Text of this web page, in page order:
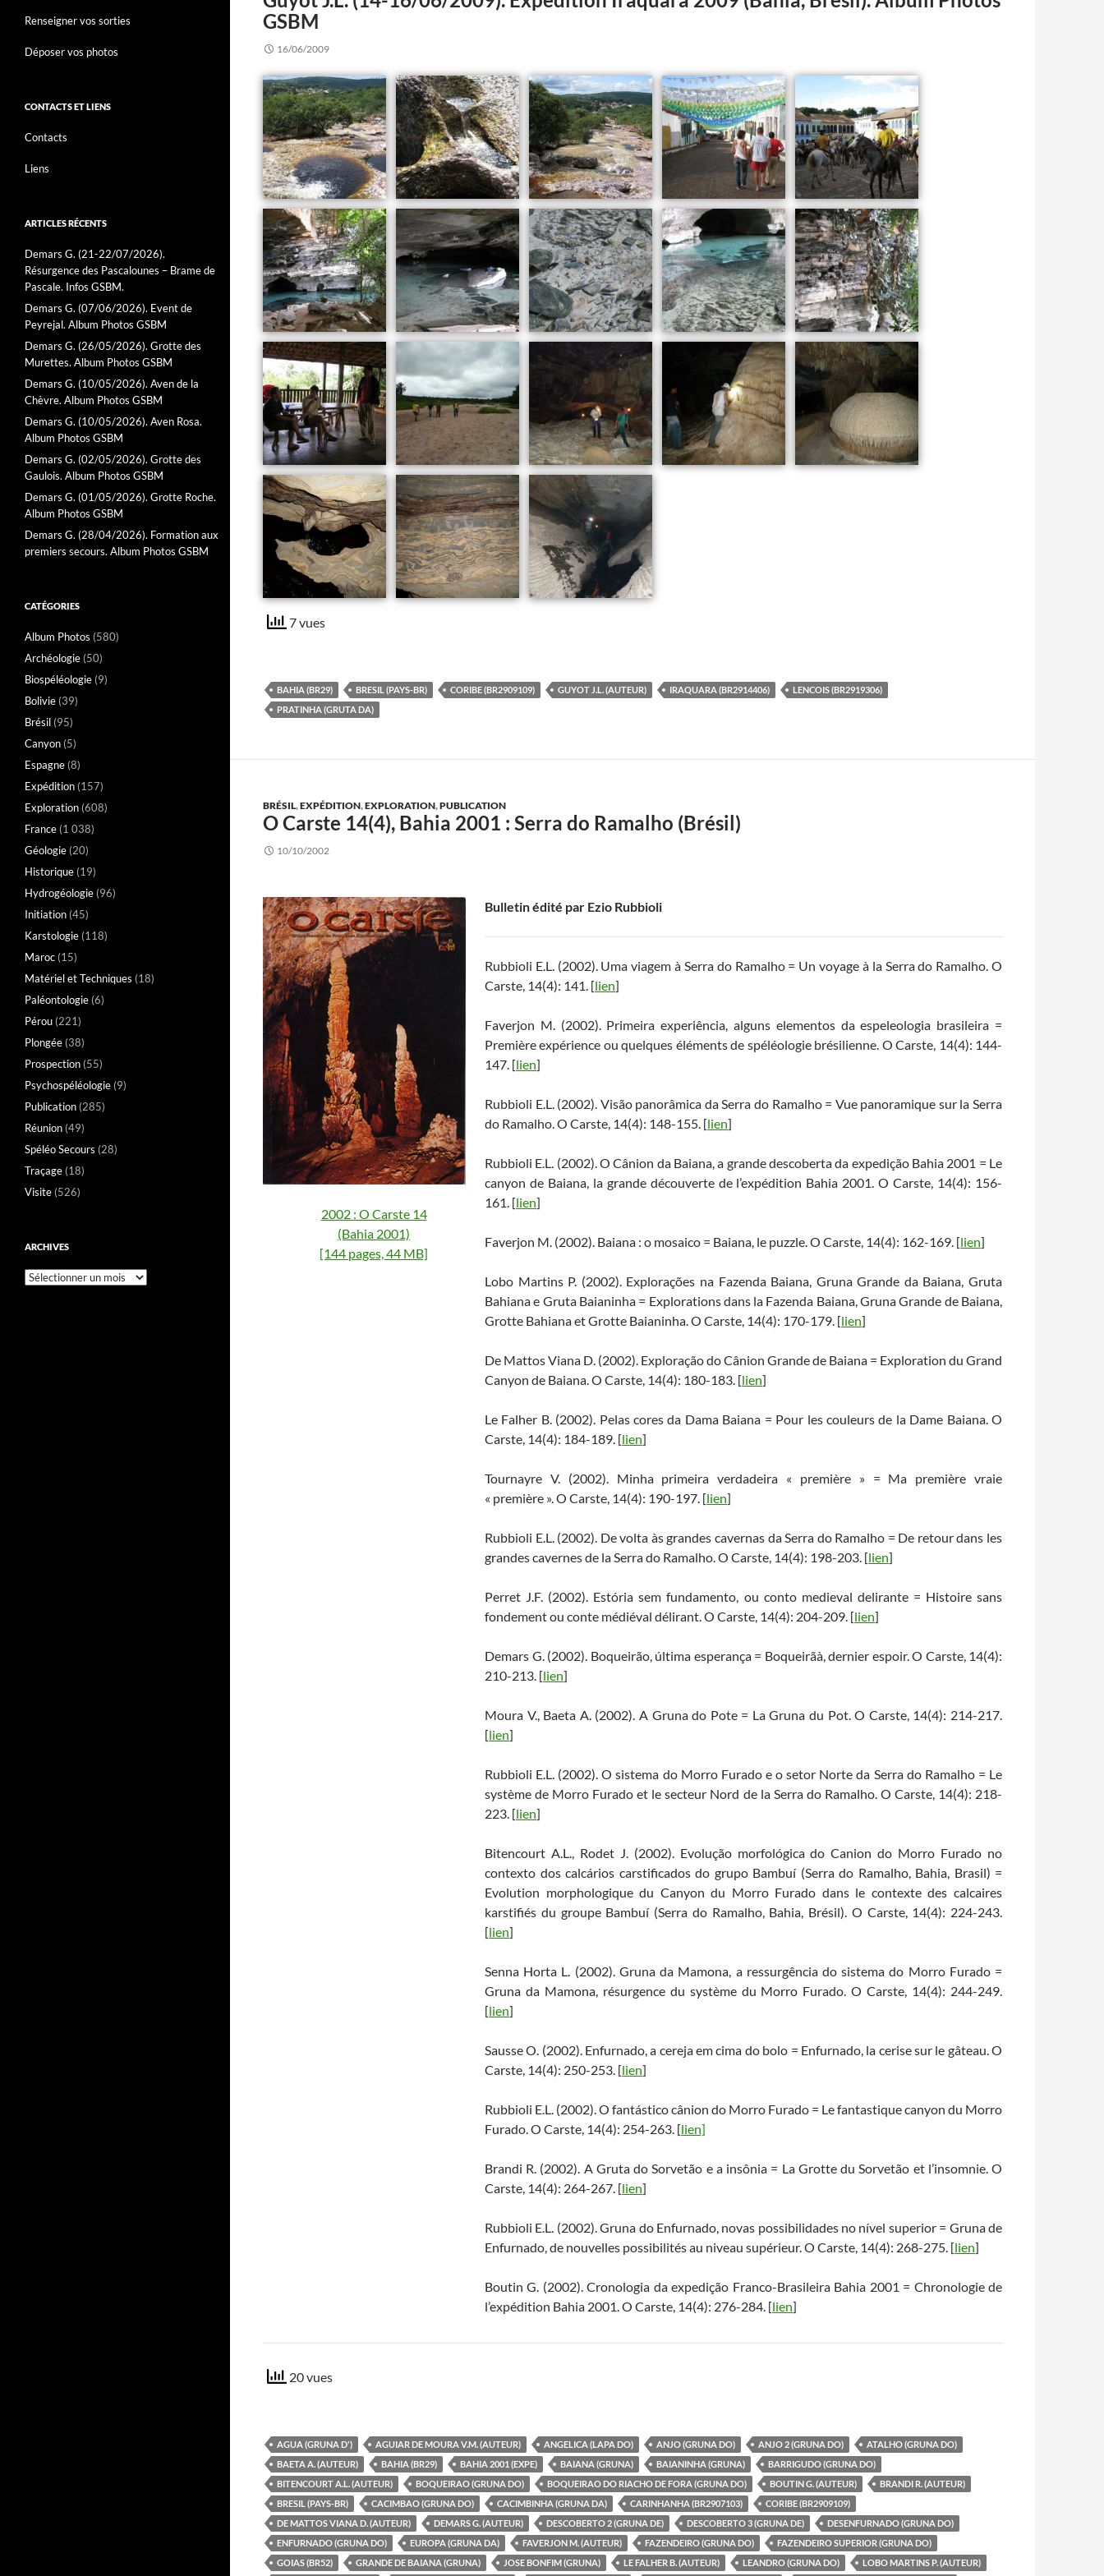
GSBM
16/06/2009
7 vues
BAHIA (BR29) BRESIL (PAYS-BR) CORIBE (BR2909109) GUYOT J.L. (AUTEUR) IRAQUARA (BR2914406)
LENCOIS (BR2919306)
PRATINHA (GRUTA DA)
BRÉSIL,EXPÉDITION,EXPLORATION,PUBLICATION
O Carste 14(4), Bahia 2001 : Serra do Ramalho (Brésil)
10/10/2002
2002 : O Carste 14
(Bahia 2001)
[144 pages, 44 MB]
Bulletin édité par Ezio Rubbioli
Rubbioli E.L. (2002). Uma viagem à Serra do Ramalho = Un voyage à la Serra do Ramalho. O
Carste, 14(4): 141. [lien]
Faverjon M. (2002). Primeira experiência, alguns elementos da espeleologia brasileira =
Première expérience ou quelques éléments de spéléologie brésilienne. O Carste, 14(4): 144-
147. [lien]
Rubbioli E.L. (2002). Visão panorâmica da Serra do Ramalho = Vue panoramique sur la Serra
do Ramalho. O Carste, 14(4): 148-155. [lien]
Rubbioli E.L. (2002). O Cânion da Baiana, a grande descoberta da expedição Bahia 2001 = Le
canyon de Baiana, la grande découverte de l’expédition Bahia 2001. O Carste, 14(4): 156-
161. [lien]
Faverjon M. (2002). Baiana : o mosaico = Baiana, le puzzle. O Carste, 14(4): 162-169. [lien]
Lobo Martins P. (2002). Explorações na Fazenda Baiana, Gruna Grande da Baiana, Gruta
Bahiana e Gruta Baianinha = Explorations dans la Fazenda Baiana, Gruna Grande de Baiana,
Grotte Bahiana et Grotte Baianinha. O Carste, 14(4): 170-179. [lien]
De Mattos Viana D. (2002). Exploração do Cânion Grande de Baiana = Exploration du Grand
Canyon de Baiana. O Carste, 14(4): 180-183. [lien]
Le Falher B. (2002). Pelas cores da Dama Baiana = Pour les couleurs de la Dame Baiana. O
Carste, 14(4): 184-189. [lien]
Tournayre V. (2002). Minha primeira verdadeira « première » = Ma première vraie
« première ». O Carste, 14(4): 190-197. [lien]
Rubbioli E.L. (2002). De volta às grandes cavernas da Serra do Ramalho = De retour dans les
grandes cavernes de la Serra do Ramalho. O Carste, 14(4): 198-203. [lien]
Perret J.F. (2002). Estória sem fundamento, ou conto medieval delirante = Histoire sans
fondement ou conte médiéval délirant. O Carste, 14(4): 204-209. [lien]
Demars G. (2002). Boqueirão, última esperança = Boqueirãà, dernier espoir. O Carste, 14(4):
210-213. [lien]
Moura V., Baeta A. (2002). A Gruna do Pote = La Gruna du Pot. O Carste, 14(4): 214-217.
[lien]
Rubbioli E.L. (2002). O sistema do Morro Furado e o setor Norte da Serra do Ramalho = Le
système de Morro Furado et le secteur Nord de la Serra do Ramalho. O Carste, 14(4): 218-
223. [lien]
Bitencourt A.L., Rodet J. (2002). Evolução morfológica do Canion do Morro Furado no
contexto dos calcários carstificados do grupo Bambuí (Serra do Ramalho, Bahia, Brasil) =
Evolution morphologique du Canyon du Morro Furado dans le contexte des calcaires
karstifiés du groupe Bambuí (Serra do Ramalho, Bahia, Brésil). O Carste, 14(4): 224-243.
[lien]
Senna Horta L. (2002). Gruna da Mamona, a ressurgência do sistema do Morro Furado =
Gruna da Mamona, résurgence du système du Morro Furado. O Carste, 14(4): 244-249.
[lien]
Sausse O. (2002). Enfurnado, a cereja em cima do bolo = Enfurnado, la cerise sur le gâteau. O
Carste, 14(4): 250-253. [lien]
Rubbioli E.L. (2002). O fantástico cânion do Morro Furado = Le fantastique canyon du Morro
Furado. O Carste, 14(4): 254-263. [lien]
Brandi R. (2002). A Gruta do Sorvetão e a insônia = La Grotte du Sorvetão et l’insomnie. O
Carste, 14(4): 264-267. [lien]
Rubbioli E.L. (2002). Gruna do Enfurnado, novas possibilidades no nível superior = Gruna de
Enfurnado, de nouvelles possibilités au niveau supérieur. O Carste, 14(4): 268-275. [lien]
Boutin G. (2002). Cronologia da expedição Franco-Brasileira Bahia 2001 = Chronologie de
l’expédition Bahia 2001. O Carste, 14(4): 276-284. [lien]
20 vues
AGUA (GRUNA D') AGUIAR DE MOURA V.M. (AUTEUR) ANGELICA (LAPA DO) ANJO (GRUNA DO) ANJO 2 (GRUNA DO)
ATALHO (GRUNA DO)
BAETA A. (AUTEUR)
BAHIA (BR29) BAHIA 2001 (EXPE) BAIANA (GRUNA) BAIANINHA (GRUNA)
BARRIGUDO (GRUNA DO)
BITENCOURT A.L. (AUTEUR)
BOQUEIRAO (GRUNA DO) BOQUEIRAO DO RIACHO DE FORA (GRUNA DO) BOUTIN G. (AUTEUR)
BRANDI R. (AUTEUR)
BRESIL (PAYS-BR)
CACIMBAO (GRUNA DO) CACIMBINHA (GRUNA DA) CARINHANHA (BR2907103)
CORIBE (BR2909109)
DE MATTOS VIANA D. (AUTEUR)
DEMARS G. (AUTEUR) DESCOBERTO 2 (GRUNA DE) DESCOBERTO 3 (GRUNA DE)
DESENFURNADO (GRUNA DO)
ENFURNADO (GRUNA DO)
EUROPA (GRUNA DA) FAVERJON M. (AUTEUR) FAZENDEIRO (GRUNA DO)
FAZENDEIRO SUPERIOR (GRUNA DO)
GOIAS (BR52)
GRANDE DE BAIANA (GRUNA) JOSE BONFIM (GRUNA) LE FALHER B. (AUTEUR) LEANDRO (GRUNA DO) LOBO MARTINS P. (AUTEUR)
Renseigner vos sorties
Déposer vos photos
CONTACTS ET LIENS
Contacts
Liens
ARTICLES RÉCENTS
Demars G. (21-22/07/2026).
Résurgence des Pascalounes – Brame de
Pascale. Infos GSBM.
Demars G. (07/06/2026). Event de
Peyrejal. Album Photos GSBM
Demars G. (26/05/2026). Grotte des
Murettes. Album Photos GSBM
Demars G. (10/05/2026). Aven de la
Chèvre. Album Photos GSBM
Demars G. (10/05/2026). Aven Rosa.
Album Photos GSBM
Demars G. (02/05/2026). Grotte des
Gaulois. Album Photos GSBM
Demars G. (01/05/2026). Grotte Roche.
Album Photos GSBM
Demars G. (28/04/2026). Formation aux
premiers secours. Album Photos GSBM
CATÉGORIES
Album Photos (580)
Archéologie (50)
Biospéléologie (9)
Bolivie (39)
Brésil (95)
Canyon (5)
Espagne (8)
Expédition (157)
Exploration (608)
France (1 038)
Géologie (20)
Historique (19)
Hydrogéologie (96)
Initiation (45)
Karstologie (118)
Maroc (15)
Matériel et Techniques (18)
Paléontologie (6)
Pérou (221)
Plongée (38)
Prospection (55)
Psychospéléologie (9)
Publication (285)
Réunion (49)
Spéléo Secours (28)
Traçage (18)
Visite (526)
ARCHIVES
Archives